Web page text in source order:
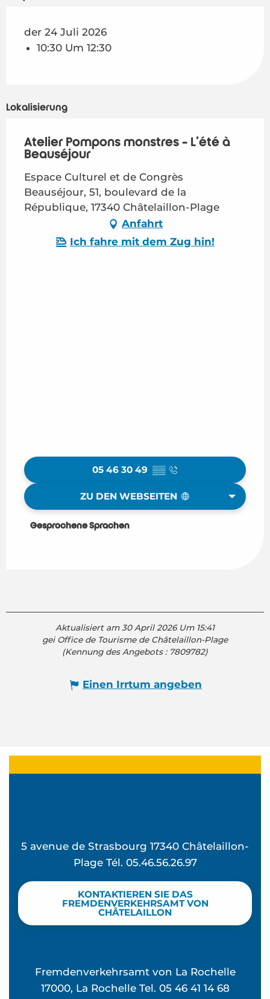
der 24 Juli 2026
10:30 Um 12:30
Lokalisierung
Atelier Pompons monstres - L'été à
Beauséjour
Espace Culturel et de Congrès
Beauséjour, 51, boulevard de la
République, 17340 Châtelaillon-Plage
Anfahrt
Ich fahre mit dem Zug hin!
05 46 30 49 ▒▒
ZU DEN WEBSEITEN
Gesprochene Sprachen
Gesprochene Sprachen
Aktualisiert am 30 April 2026 Um 15:41
gei Office de Tourisme de Châtelaillon-Plage
(Kennung des Angebots : 7809782)
Einen Irrtum angeben
5 avenue de Strasbourg 17340 Châtelaillon-
Plage Tél. 05.46.56.26.97
KONTAKTIEREN SIE DAS
FREMDENVERKEHRSAMT VON
CHÂTELAILLON
Fremdenverkehrsamt von La Rochelle
17000, La Rochelle Tel. 05 46 41 14 68